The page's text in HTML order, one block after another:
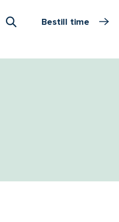
Bestill time